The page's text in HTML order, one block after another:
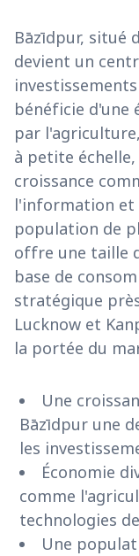
Bāzīdpur, situé
devient un
bénéficie d'une
par
à petite échelle,
croissance
l'information et
population de
offre une taille
base de
stratégique
Lucknow et
la portée du
Une
Bāzīdpur une
les
Économie
comme
technologies
Une